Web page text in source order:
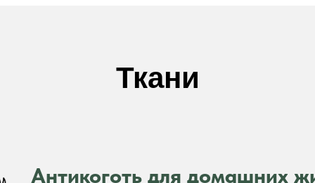
Ткани
Антикоготь для домашних